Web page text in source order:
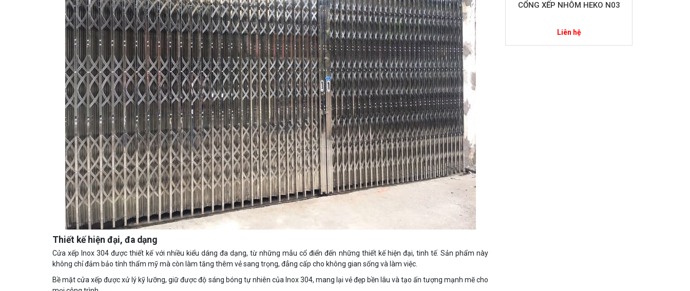
Thiết kế hiện đại, đa dạng
Cửa xếp Inox 304 được thiết kế với nhiều kiểu dáng đa dạng, từ những mẫu cổ điển đến những thiết kế hiện đại, tinh tế. Sản phẩm này
không chỉ đảm bảo tính thẩm mỹ mà còn làm tăng thêm vẻ sang trọng, đẳng cấp cho không gian sống và làm việc.
Bề mặt cửa xếp được xử lý kỹ lưỡng, giữ được độ sáng bóng tự nhiên của Inox 304, mang lại vẻ đẹp bền lâu và tạo ấn tượng mạnh mẽ cho
CỔNG XẾP NHÔM HEKO N03
Liên hệ